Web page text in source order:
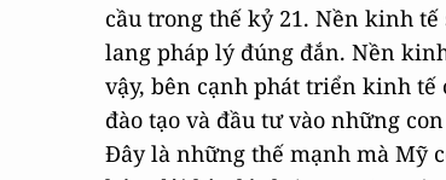
cầu trong thế kỷ 21. Nền kinh
lang pháp lý đúng đắn. Nền
vậy, bên cạnh phát triển kinh
đào tạo và đầu tư vào những
Đây là những thế mạnh mà Mỹ